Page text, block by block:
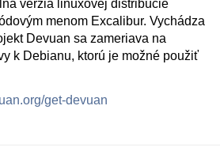
verzia linuxovej distribúcie
menom Excalibur. Vychádza
Devuan sa zameriava na
k Debianu, ktorú je možné použiť
get-devuan